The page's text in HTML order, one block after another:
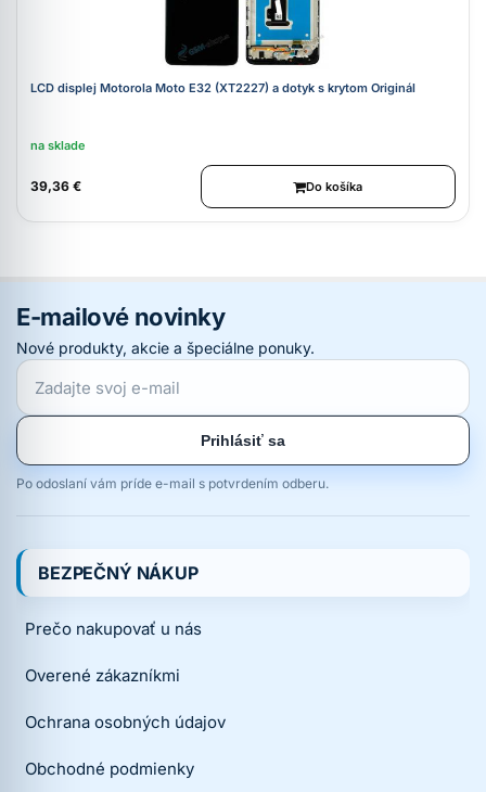
LCD displej Motorola Moto E32 (XT2227) a dotyk s krytom Originál
na sklade
39,36 € Do košíka
E-mailové novinky
Nové produkty, akcie a špeciálne ponuky.
Prihlásiť sa
Po odoslaní vám príde e-mail s potvrdením odberu.
BEZPEČNÝ NÁKUP
Prečo nakupovať u nás
Overené zákazníkmi
Ochrana osobných údajov
Obchodné podmienky